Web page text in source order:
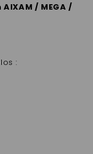
AIXAM / MEGA /
: